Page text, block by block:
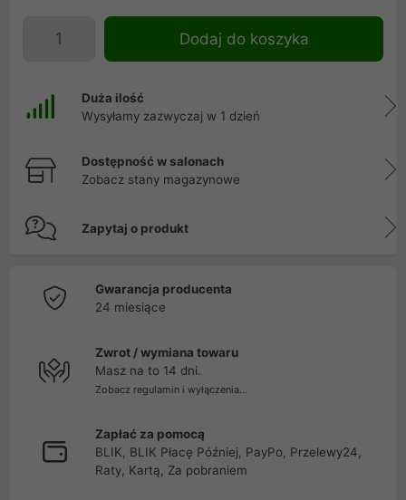
Dodaj do koszyka
Duża ilość
Wysyłamy zazwyczaj w 1 dzień
Dostępność w salonach
Zobacz stany magazynowe
Zapytaj o produkt
Gwarancja producenta
24 miesiące
Zwrot / wymiana towaru
Masz na to 14 dni.
Zobacz regulamin i wyłączenia...
Zapłać za pomocą
BLIK, BLIK Płacę Później, PayPo, Przelewy24,
Raty, Kartą, Za pobraniem